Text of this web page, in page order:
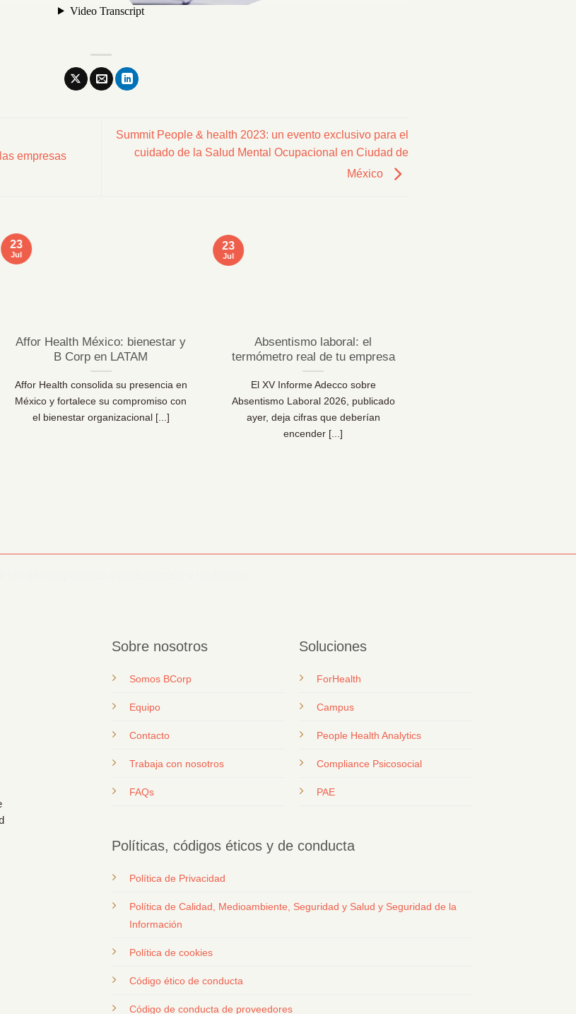
empresas
Summit People & health 2023: un evento exclusivo para el
cuidado de la Salud Mental Ocupacional en Ciudad de
México
Affor Health México: bienestar y
B Corp en LATAM
Affor Health consolida su presencia en
México y fortalece su compromiso con
el bienestar organizacional [...]
23
Jul
Absentismo laboral: el
termómetro real de tu empresa
El XV Informe Adecco sobre
Absentismo Laboral 2026, publicado
ayer, deja cifras que deberían
encender [...]
23
Jul
Sobre nosotros
Somos BCorp
Equipo
Contacto
Trabaja con nosotros
FAQs
Soluciones
ForHealth
Campus
People Health Analytics
Compliance Psicosocial
PAE
Políticas, códigos éticos y de conducta
Política de Privacidad
Política de Calidad, Medioambiente, Seguridad y Salud y Seguridad de la
Información
Política de cookies
Código ético de conducta
Código de conducta de proveedores